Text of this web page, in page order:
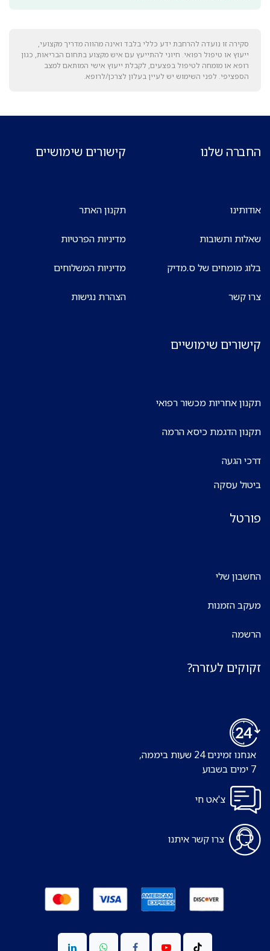
סקירה זו נועדה להרחבת ידע כללי בלבד ואינה מהווה מדריך מקצועי,
ייעוץ או טיפול רפואי. חיוני להתייעץ עם איש מקצוע בתחום הבריאות, כגון
רופא או מומחה לטיפול בפצעים, לקבלת ייעוץ אישי המותאם למצב
הספציפי. לפני השימוש יש לעיין בעלון לצרכן/לרופא.
החברה שלנו
אודותינו
שאלות ותשובות
בלוג מומחים של ס.מדיק
צרו קשר
קישורים שימושיים
תקנון האתר
מדיניות הפרטיות
מדיניות המשלוחים
הצהרת נגישות
קישורים שימושיים
תקנון אחריות מכשור רפואי
תקנון הדגמת כיסא הרמה
דרכי הגעה
ביטול עסקה
פורטל
החשבון שלי
מעקב הזמנות
הרשמה
זקוקים לעזרה?
אנחנו זמינים 24 שעות ביממה,
צ'אט חי
צרו קשר איתנו